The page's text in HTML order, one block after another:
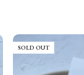
SOLD OUT